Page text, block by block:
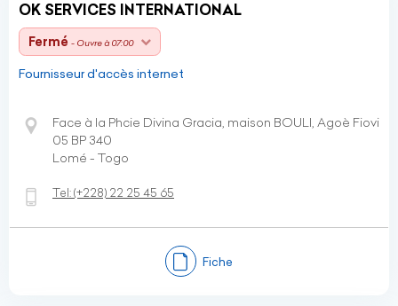
OK SERVICES INTERNATIONAL
Fermé - Ouvre à 07:00
Fournisseur d'accès internet
Face à la Phcie Divina Gracia, maison BOULI, Agoè Fiovi
05 BP 340
Lomé - Togo
Tel:(+228) 22 25 45 65
Fiche